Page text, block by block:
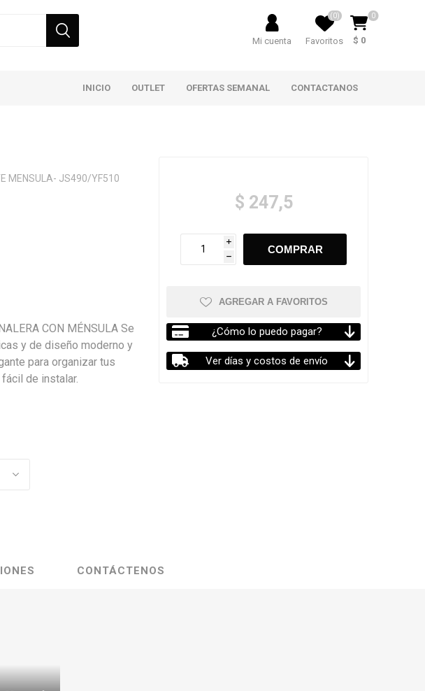
Mi cuenta Favoritos
(0) 0
$ 0
INICIO OUTLET OFERTAS SEMANAL CONTACTANOS
MENSULA- JS490/YF510
CON MÉNSULA Se
y de diseño moderno y
para organizar tus
de instalar.
$ 247,5
i
h
AGREGAR A FAVORITOS
¿Cómo lo puedo pagar?
Ver días y costos de envío
CONTÁCTENOS